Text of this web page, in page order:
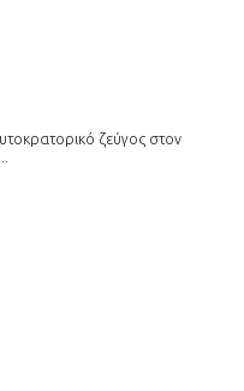
ζεύγος στον